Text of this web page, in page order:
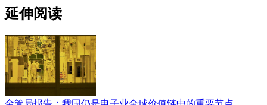
延伸阅读